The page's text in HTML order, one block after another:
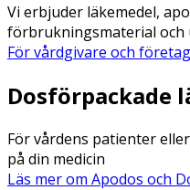
Vi erbjuder läkemedel,
förbrukningsmaterial och
För vårdgivare och företag
Dosförpackade
För vårdens patienter
på din medicin
Läs mer om Apodos och